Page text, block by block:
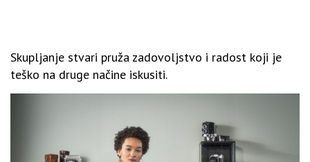
Skupljanje stvari pruža zadovoljstvo i radost koji je
teško na druge načine iskusiti.